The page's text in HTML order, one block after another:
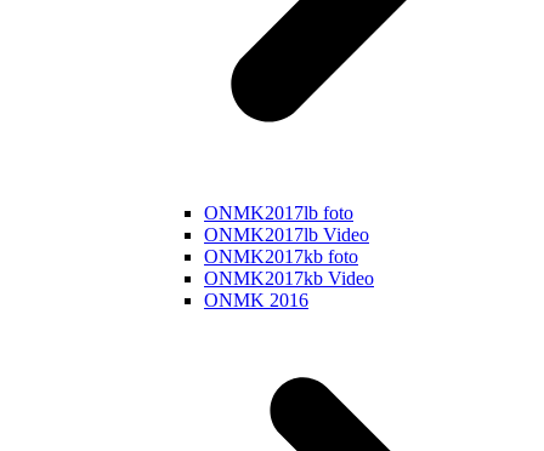
ONMK2017lb foto
ONMK2017lb Video
ONMK2017kb foto
ONMK2017kb Video
ONMK 2016